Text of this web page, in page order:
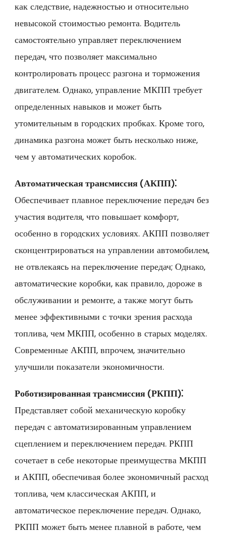
как следствие‚ надежностью и относительно
невысокой стоимостью ремонта. Водитель
самостоятельно управляет переключением
передач‚ что позволяет максимально
контролировать процесс разгона и торможения
двигателем. Однако‚ управление МКПП требует
определенных навыков и может быть
утомительным в городских пробках. Кроме того‚
динамика разгона может быть несколько ниже‚
чем у автоматических коробок.
Автоматическая трансмиссия (АКПП)⁚
Обеспечивает плавное переключение передач без
участия водителя‚ что повышает комфорт‚
особенно в городских условиях. АКПП позволяет
сконцентрироваться на управлении автомобилем‚
не отвлекаясь на переключение передач; Однако‚
автоматические коробки‚ как правило‚ дороже в
обслуживании и ремонте‚ а также могут быть
менее эффективными с точки зрения расхода
топлива‚ чем МКПП‚ особенно в старых моделях.
Современные АКПП‚ впрочем‚ значительно
улучшили показатели экономичности.
Роботизированная трансмиссия (РКПП)⁚
Представляет собой механическую коробку
передач с автоматизированным управлением
сцеплением и переключением передач. РКПП
сочетает в себе некоторые преимущества МКПП
и АКПП‚ обеспечивая более экономичный расход
топлива‚ чем классическая АКПП‚ и
автоматическое переключение передач. Однако‚
РКПП может быть менее плавной в работе‚ чем